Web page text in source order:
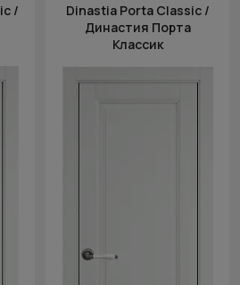
/
Dinastia Porta Classic /
Династия Порта
Классик